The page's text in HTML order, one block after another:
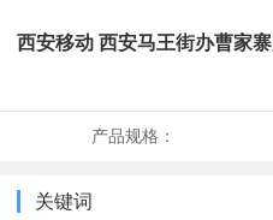
西安移动 西安马王街办曹家
产品规格：
关键词